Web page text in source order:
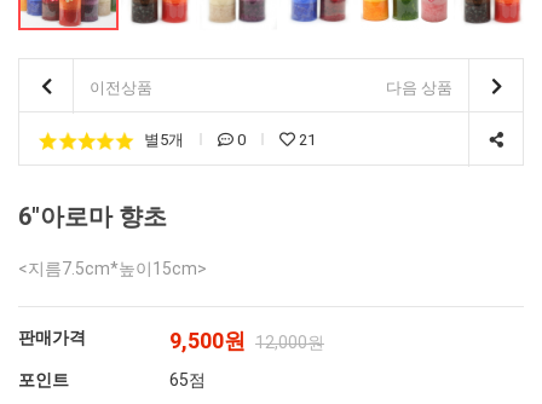
이전상품 다음 상품
별5개 0 21
6"아로마 향초
<지름7.5cm*높이15cm>
판매가격 9,500원
12,000원
포인트
65점